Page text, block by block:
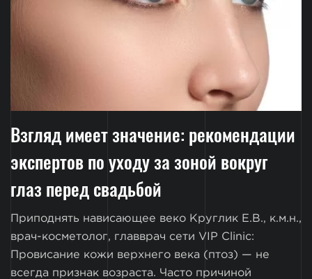
Взгляд имеет значение: рекомендации
экспертов по уходу за зоной вокруг
глаз перед свадьбой
Приподнять нависающее веко Круглик Е.В., к.м.н.,
врач-косметолог, главврач сети VIP Clinic:
Провисание кожи верхнего века (птоз) — не
всегда признак возраста. Часто причиной